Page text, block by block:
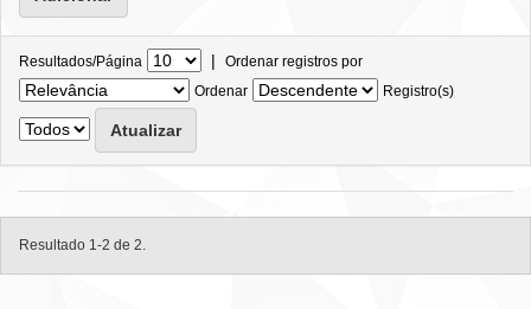
Resultados/Página | Ordenar registros por
Ordenar
Registro(s)
Resultado 1-2 de 2.